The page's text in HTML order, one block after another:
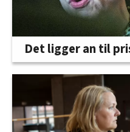
Det ligger an til